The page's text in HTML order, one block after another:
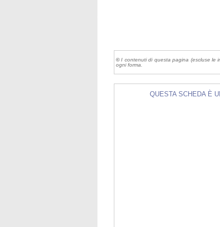
© I contenuti di questa pagina (escluse le
ogni forma.
QUESTA SCHEDA È